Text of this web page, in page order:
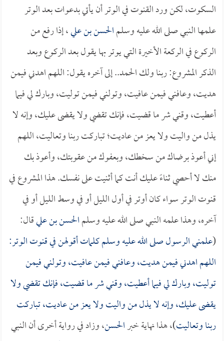
السكوت، لكن ورد القنوت في الوتر أن يأتي بدعوات بعد الوتر
علمها النبي صلى الله عليه وسلمالحسن بن علي، إذا رفع من
الركوع في الركعة الأخيرة التي يوتر بها يقول بعد الركوع وبعد
الذكر المشروع: ربنا ولك الحمد.. إلى آخره يقول: اللهم اهدني فيمن
هديت، وعافني فيمن عافيت، وتولني فيمن توليت، وبارك لي فيما
أعطيت، وقني شر ما قضيت، فإنك تقضي ولا يقضى عليك، وإنه لا
يذل من واليت ولا يعز من عاديت؛ تباركت ربنا وتعاليت، اللهم
إني أعوذ برضاك من سخطك، وبعفوك من عقوبتك، وأعوذ بك
منك لا أحصي ثناءً عليك أنت كما أثنيت على نفسك. هذا المشروع في
قنوت الوتر سواء كان أوتر في أول الليل أو في وسط الليل أو في
آخره، وهذا علمه النبي صلى الله عليه وسلمالحسن بن عليقال:
(علمني الرسول صلى الله عليه وسلم كلمات أقولهن في قنوت الوتر:
اللهم اهدني فيمن هديت، وعافني فيمن عافيت، وتولني فيمن
توليت، وبارك لي فيما أعطيت، وقني شر ما قضيت، فإنك تقضي ولا
يقضى عليك، وإنه لا يذل من واليت ولا يعز من عاديت، تباركت
ربنا وتعاليت)، هذا نهاية خبرالحسن، وزاد في رواية أخرى أن النبي